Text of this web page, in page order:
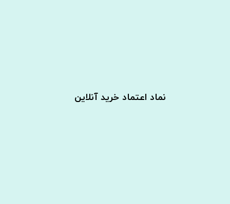
نماد اعتماد خرید آنلاین